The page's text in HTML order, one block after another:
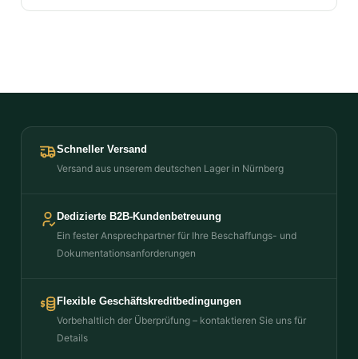
Schneller Versand
Versand aus unserem deutschen Lager in Nürnberg
Dedizierte B2B-Kundenbetreuung
Ein fester Ansprechpartner für Ihre Beschaffungs- und
Dokumentationsanforderungen
Flexible Geschäftskreditbedingungen
Vorbehaltlich der Überprüfung – kontaktieren Sie uns für
Details